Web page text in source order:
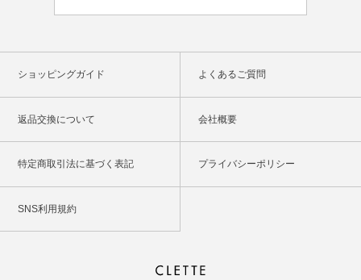
ショッピングガイド よくあるご質問
返品交換について 会社概要
特定商取引法に基づく表記 プライバシーポリシー
SNS利用規約